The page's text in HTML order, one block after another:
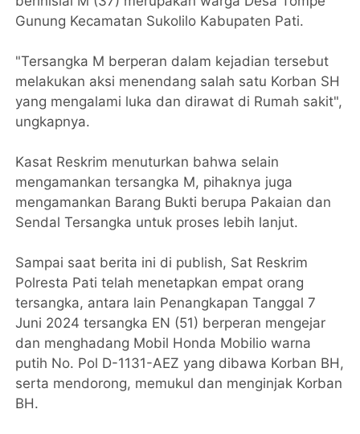
Gunung Kecamatan Sukolilo Kabupaten Pati.
"Tersangka M berperan dalam kejadian tersebut
melakukan aksi menendang salah satu Korban SH
yang mengalami luka dan dirawat di Rumah sakit",
ungkapnya.
Kasat Reskrim menuturkan bahwa selain
mengamankan tersangka M, pihaknya juga
mengamankan Barang Bukti berupa Pakaian dan
Sendal Tersangka untuk proses lebih lanjut.
Sampai saat berita ini di publish, Sat Reskrim
Polresta Pati telah menetapkan empat orang
tersangka, antara lain Penangkapan Tanggal 7
Juni 2024 tersangka EN (51) berperan mengejar
dan menghadang Mobil Honda Mobilio warna
putih No. Pol D-1131-AEZ yang dibawa Korban BH,
serta mendorong, memukul dan menginjak Korban
BH.